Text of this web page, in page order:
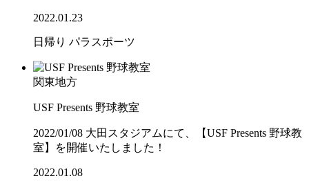
2022.01.23
日帰り パラスポーツ
関東地方
USF Presents 野球教室
2022/01/08 大田スタジアムにて、【USF Presents 野球教
室】を開催いたしました！
2022.01.08